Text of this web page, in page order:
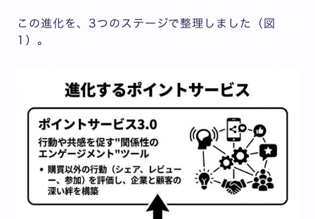
この進化を、3つのステージで整理しました（図
1）。